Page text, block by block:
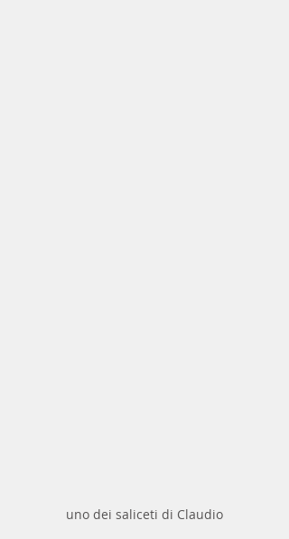
uno dei saliceti di Claudio